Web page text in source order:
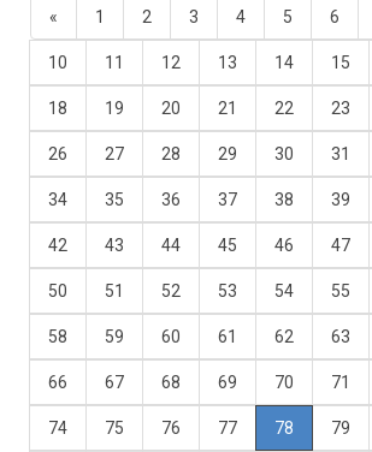
« 1 2 3 4 5 6
10 11 12 13 14 15
18 19 20 21 22 23
26 27 28 29 30 31
34 35 36 37 38 39
42 43 44 45 46 47
50 51 52 53 54 55
58 59 60 61 62 63
66 67 68 69 70 71
74 75 76 77 78 79